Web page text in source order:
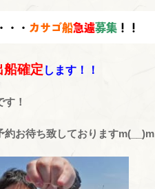
・・ カサゴ船急遽募集 ！！
船確定 します！！
！
約お待ち致しておりますm(__)m